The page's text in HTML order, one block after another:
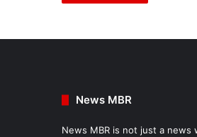
News MBR
News MBR is not just a